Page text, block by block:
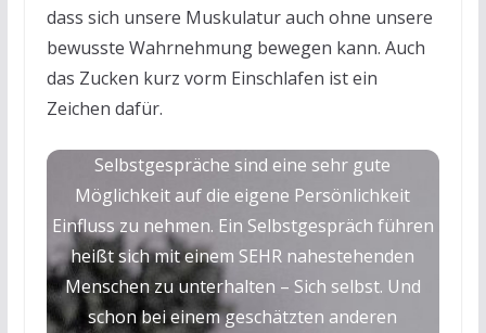
dass sich unsere Muskulatur auch ohne unsere
bewusste Wahrnehmung bewegen kann. Auch
das Zucken kurz vorm Einschlafen ist ein
Zeichen dafür.
Selbstgespräche sind eine sehr gute
Möglichkeit auf die eigene Persönlichkeit
Einfluss zu nehmen. Ein Selbstgespräch führen
heißt sich mit einem SEHR nahestehenden
Menschen zu unterhalten – Sich selbst. Und
schon bei einem geschätzten anderen